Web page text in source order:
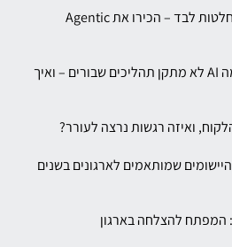
כשהלקוח כבר לא מקבל החלטות לבד – הכירו את Agentic
איך להטמיע AI בארגון? למה AI לא מתקן תהליכים שבורים – ואיך
ואיזה רגשות נרצה לעורר?
שמותאמים לארגונים בשנים
המפתח להצלחה בארגון